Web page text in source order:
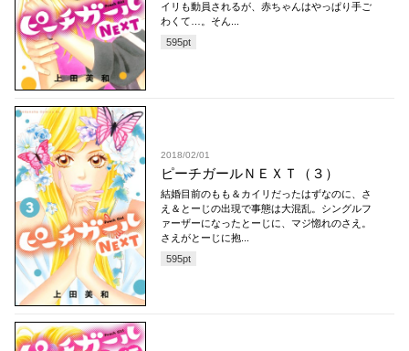
イリも動員されるが、赤ちゃんはやっぱり手ご
わくて…。そん...
595pt
2018/02/01
ピーチガールＮＥＸＴ（３）
結婚目前のもも＆カイリだったはずなのに、さ
え＆とーじの出現で事態は大混乱。シングルフ
ァーザーになったとーじに、マジ惚れのさえ。
さえがとーじに抱...
595pt